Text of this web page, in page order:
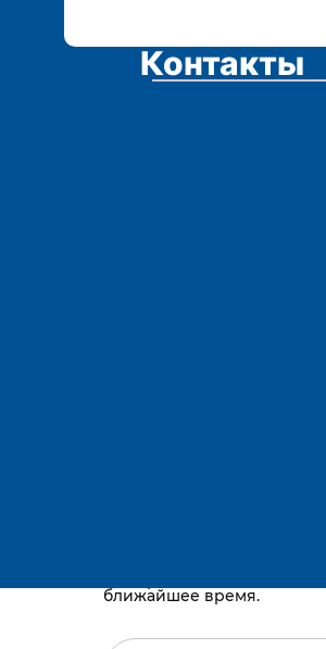
Контакты
ближайшее время.